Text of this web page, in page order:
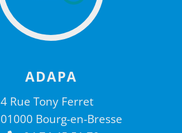
ADAPA
4 Rue Tony Ferret
01000 Bourg-en-Bresse